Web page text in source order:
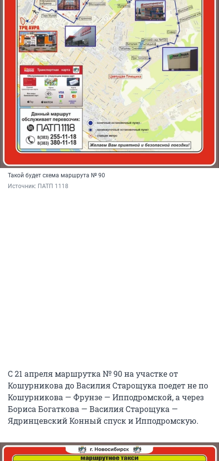
Такой будет схема маршрута № 90
Источник: ПАТП 1118
С 21 апреля маршрутка № 90 на участке от
Кошурникова до Василия Старощука поедет не по
Кошурникова — Фрунзе — Ипподромской, а через
Бориса Богаткова — Василия Старощука —
Ядринцевский Конный спуск и Ипподромскую.